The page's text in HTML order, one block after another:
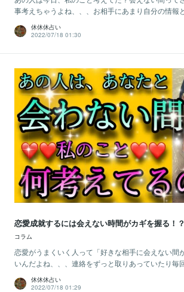
事考えちゃうよね、、、お相手にあまり自分の情報
休休休占い
2022/07/18 01:30
恋愛成就するには会えない時間がカギを握る！？
コラム
恋愛がうまくいく人って「好きな相手に会えない間
いんだよね、、、連絡をずっと取りあっていたり毎
休休休占い
2022/07/18 01:29